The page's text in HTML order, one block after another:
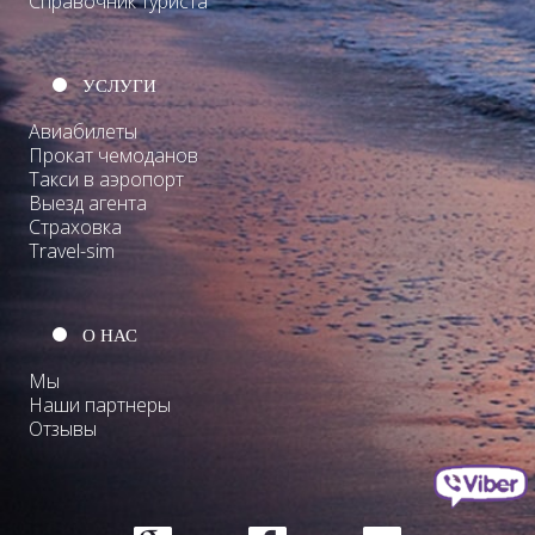
УСЛУГИ
Авиабилеты
Прокат чемоданов
Такси в аэропорт
Выезд агента
Страховка
Travel-sim
О НАС
Мы
Наши партнеры
Отзывы